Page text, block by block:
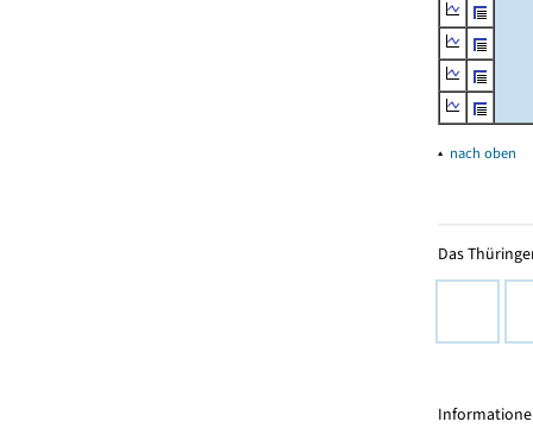
▴ nach oben
Das